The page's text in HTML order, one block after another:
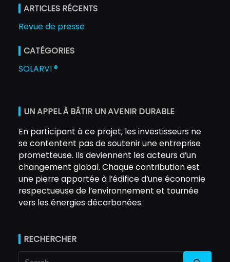
ARTICLES RÉCENTS
Revue de presse
CATÉGORIES
SOLARVI ®
UN APPEL À BÂTIR UN AVENIR DURABLE
En participant à ce projet, les investisseurs ne
se contentent pas de soutenir une entreprise
prometteuse. Ils deviennent les acteurs d’un
changement global. Chaque contribution est
une pierre apportée à l’édifice d’une économie
respectueuse de l’environnement et tournée
vers les énergies décarbonées.
RECHERCHER
Search